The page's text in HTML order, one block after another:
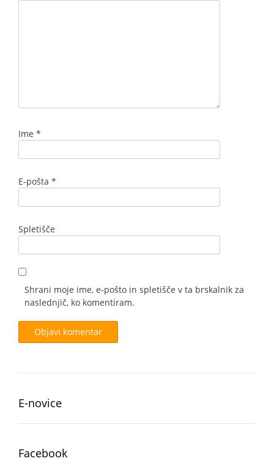
Ime *
E-pošta *
Spletišče
Shrani moje ime, e-pošto in spletišče v ta brskalnik za
naslednjič, ko komentiram.
E-novice
Facebook